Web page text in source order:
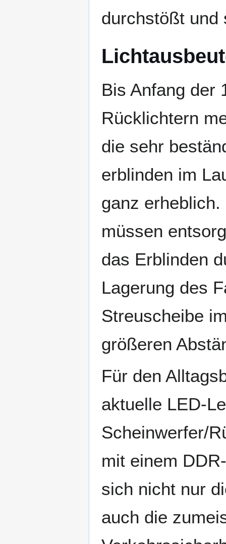
durchstößt und
Bis Anfang der
Rücklichtern
die sehr
erblinden im
ganz
müssen
das Erblinden
Lagerung des
Streuscheibe
größeren
Für den
aktuelle LED-
Scheinwerfer/
mit einem
sich nicht nur
auch die